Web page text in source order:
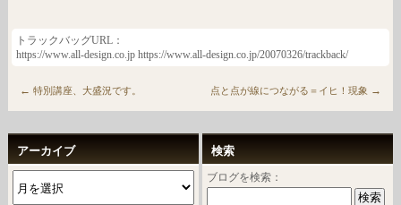
トラックバッグURL：
https://www.all-design.co.jp https://www.all-design.co.jp/20070326/trackback/
← 特別講座、大盛況です。 点と点が線につながる＝イヒ！現象 →
アーカイブ 検索
ブログを検索：